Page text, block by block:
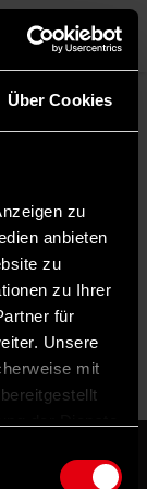
Über Cookies
zu
anbieten
zu
zu Ihrer
für
Unsere
mit
Menü
Sortierung: